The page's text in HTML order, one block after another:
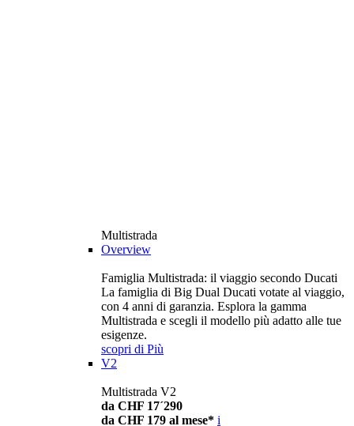
Multistrada
Overview
Famiglia Multistrada: il viaggio secondo Ducati
La famiglia di Big Dual Ducati votate al viaggio,
con 4 anni di garanzia. Esplora la gamma
Multistrada e scegli il modello più adatto alle tue
esigenze.
scopri di Più
V2
Multistrada V2
da CHF 17´290
da CHF 179 al mese* i